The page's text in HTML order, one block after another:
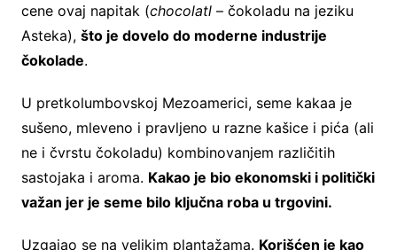
cene ovaj napitak (chocolatl– čokoladu na jeziku
Asteka), što je dovelo do moderne industrije
čokolade.
U pretkolumbovskoj Mezoamerici, seme kakaa je
sušeno, mleveno i pravljeno u razne kašice i pića (ali
ne i čvrstu čokoladu) kombinovanjem različitih
sastojaka i aroma. Kakao je bio ekonomski i politički
važan jer je seme bilo ključna roba u trgovini.
Uzgajao se na velikim plantažama. Korišćen je kao